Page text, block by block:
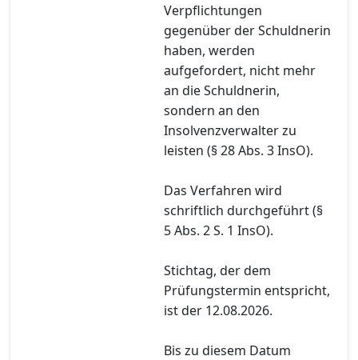
Verpflichtungen
gegenüber der Schuldnerin
haben, werden
aufgefordert, nicht mehr
an die Schuldnerin,
sondern an den
Insolvenzverwalter zu
leisten (§ 28 Abs. 3 InsO).
Das Verfahren wird
schriftlich durchgeführt (§
5 Abs. 2 S. 1 InsO).
Stichtag, der dem
Prüfungstermin entspricht,
ist der 12.08.2026.
Bis zu diesem Datum